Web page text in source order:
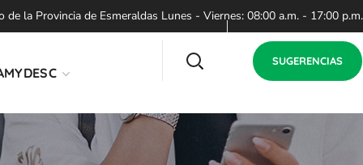
la Provincia de Esmeraldas Lunes - Viernes: 08:00 a.m. - 17:00 p.m.
SUGERENCIAS